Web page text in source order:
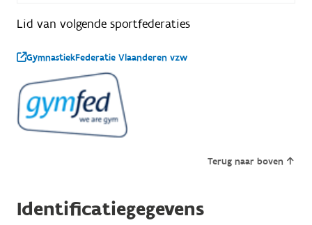
Lid van volgende sportfederaties
GymnastiekFederatie Vlaanderen vzw
Terug naar boven
Identificatiegegevens